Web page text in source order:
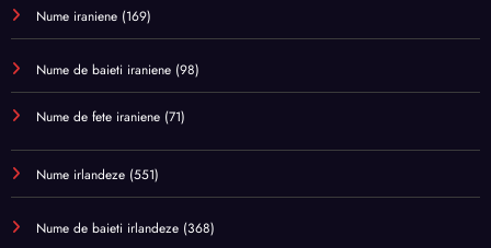
Nume iraniene (169)
Nume de baieti iraniene (98)
Nume de fete iraniene (71)
Nume irlandeze (551)
Nume de baieti irlandeze (368)